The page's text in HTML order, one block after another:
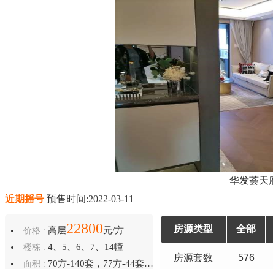
华发荟天
近期摇号 预售时间:2022-03-11
价格 : 高层22800元/方
楼栋 : 4、5、6、7、14幢
面积 : 70方-140套，77方-44套，89方-222套，100方-170套
房源类型 全部
房源套数 576